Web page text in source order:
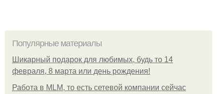
Популярные материалы
Шикарный подарок для любимых, будь то 14
февраля, 8 марта или день рождения!
Работа в MLM, то есть сетевой компании сейчас